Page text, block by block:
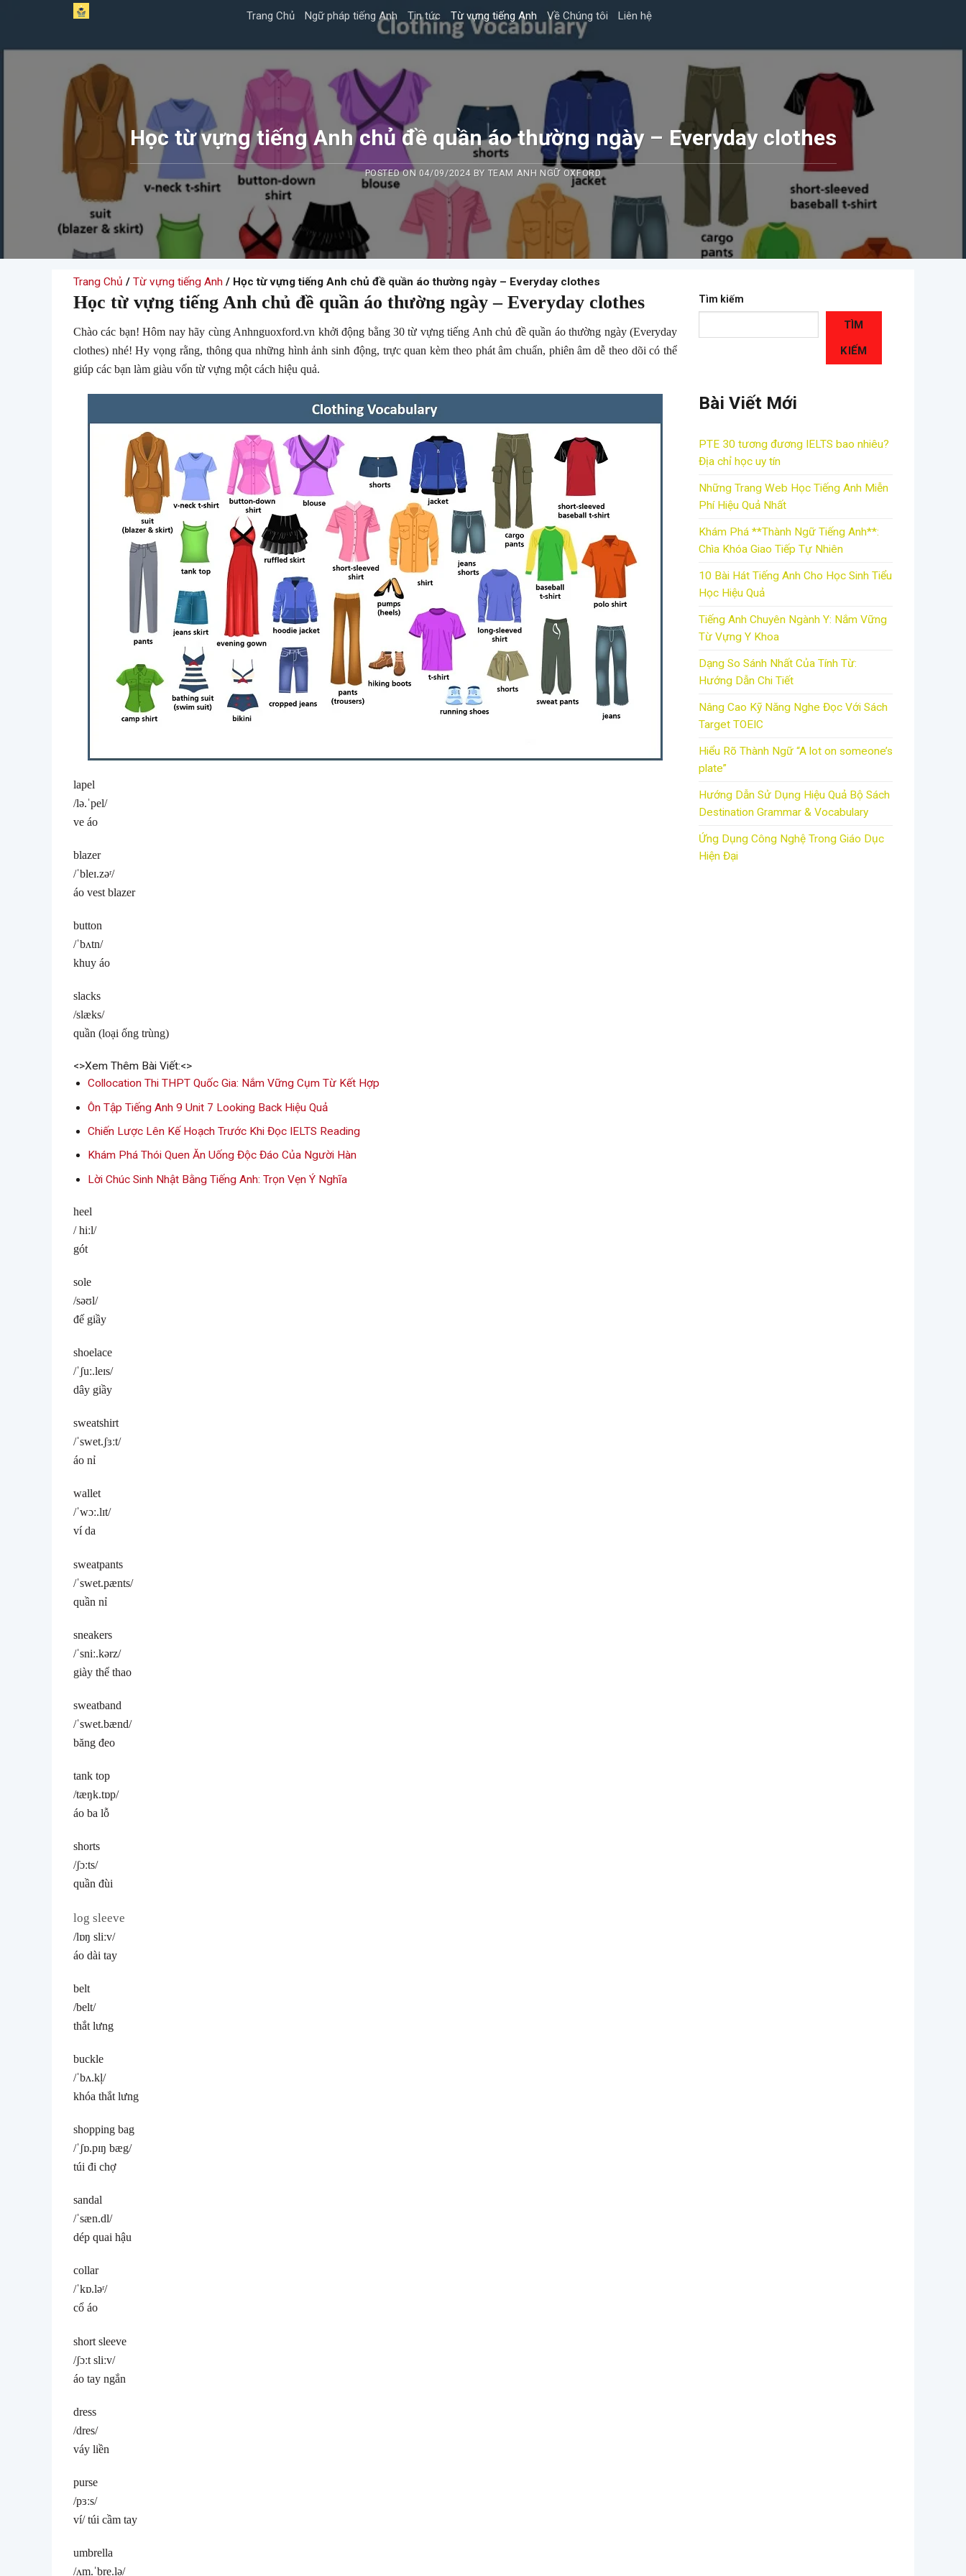
Trang Chủ Ngữ pháp tiếng Anh Tin tức Từ vựng tiếng Anh Về Chúng tôi Liên hệ
Học từ vựng tiếng Anh chủ đề quần áo thường ngày – Everyday clothes
POSTED ON 04/09/2024 BY TEAM ANH NGỮ OXFORD
Trang Chủ / Từ vựng tiếng Anh / Học từ vựng tiếng Anh chủ đề quần áo thường ngày – Everyday clothes
Học từ vựng tiếng Anh chủ đề quần áo thường ngày – Everyday clothes
Chào các bạn! Hôm nay hãy cùng Anhnguoxford.vn khởi động bằng 30 từ vựng tiếng Anh chủ đề quần áo thường ngày (Everyday
clothes) nhé! Hy vọng rằng, thông qua những hình ảnh sinh động, trực quan kèm theo phát âm chuẩn, phiên âm dễ theo dõi có thể
giúp các bạn làm giàu vốn từ vựng một cách hiệu quả.
lapel
/lə.ˈpel/
ve áo
blazer
/ˈbleɪ.zəʳ/
áo vest blazer
button
/ˈbʌtn/
khuy áo
slacks
/slæks/
quần (loại ống trùng)
<>Xem Thêm Bài Viết:<>
Collocation Thi THPT Quốc Gia: Nắm Vững Cụm Từ Kết Hợp
Ôn Tập Tiếng Anh 9 Unit 7 Looking Back Hiệu Quả
Chiến Lược Lên Kế Hoạch Trước Khi Đọc IELTS Reading
Khám Phá Thói Quen Ăn Uống Độc Đáo Của Người Hàn
Lời Chúc Sinh Nhật Bằng Tiếng Anh: Trọn Vẹn Ý Nghĩa
heel
/ hiːl/
gót
sole
/səʊl/
đế giầy
shoelace
/ˈʃuː.leɪs/
dây giầy
sweatshirt
/ˈswet.ʃɜːt/
áo nỉ
wallet
/ˈwɔː.lɪt/
ví da
sweatpants
/ˈswet.pænts/
quần nỉ
sneakers
/ˈsniː.kərz/
giày thể thao
sweatband
/ˈswet.bænd/
băng đeo
tank top
/tæŋk.tɒp/
áo ba lỗ
shorts
/ʃɔːts/
quần đùi
log sleeve
/lɒŋ sliːv/
áo dài tay
belt
/belt/
thắt lưng
buckle
/ˈbʌ.kļ/
khóa thắt lưng
shopping bag
/ˈʃɒ.pɪŋ bæg/
túi đi chợ
sandal
/ˈsæn.dl/
dép quai hậu
collar
/ˈkɒ.ləʳ/
cổ áo
short sleeve
/ʃɔːt sliːv/
áo tay ngắn
dress
/dres/
váy liền
purse
/pɜːs/
ví/ túi cầm tay
umbrella
/ʌm.ˈbre.lə/
Tìm kiếm
TÌM
KIẾM
Bài Viết Mới
PTE 30 tương đương IELTS bao nhiêu?
Địa chỉ học uy tín
Những Trang Web Học Tiếng Anh Miễn
Phí Hiệu Quả Nhất
Khám Phá **Thành Ngữ Tiếng Anh**:
Chìa Khóa Giao Tiếp Tự Nhiên
10 Bài Hát Tiếng Anh Cho Học Sinh Tiểu
Học Hiệu Quả
Tiếng Anh Chuyên Ngành Y: Nắm Vững
Từ Vựng Y Khoa
Dạng So Sánh Nhất Của Tính Từ:
Hướng Dẫn Chi Tiết
Nâng Cao Kỹ Năng Nghe Đọc Với Sách
Target TOEIC
Hiểu Rõ Thành Ngữ “A lot on someone’s
plate”
Hướng Dẫn Sử Dụng Hiệu Quả Bộ Sách
Destination Grammar & Vocabulary
Ứng Dụng Công Nghệ Trong Giáo Dục
Hiện Đại